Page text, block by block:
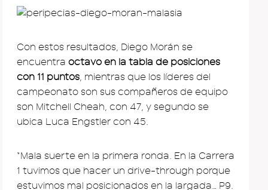
Con estos resultados, Diego Morán se
encuentra octavo en la tabla de posiciones
con 11 puntos, mientras que los líderes del
campeonato son sus compañeros de equipo
son Mitchell Cheah, con 47, y segundo se
ubica Luca Engstler con 45.
“Mala suerte en la primera ronda. En la Carrera
1 tuvimos que hacer un drive-through porque
estuvimos mal posicionados en la largada… P9.